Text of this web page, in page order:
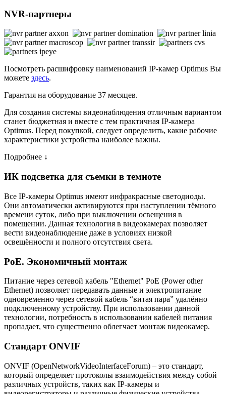
NVR-партнеры
Посмотреть расшифровку наименований IP-камер Optimus Вы
можете здесь.
Гарантия на оборудование 37 месяцев.
Для создания системы видеонаблюдения отличным вариантом
станет бюджетная и вместе с тем практичная IP-камера
Optimus. Перед покупкой, следует определить, какие рабочие
характеристики устройства наиболее важны.
Подробнее ↓
ИК подсветка для съемки в темноте
Все IP-камеры Optimus имеют инфракрасные светодиоды.
Они автоматически активируются при наступлении тёмного
времени суток, либо при выключении освещения в
помещении. Данная технология в видеокамерах позволяет
вести видеонаблюдение даже в условиях низкой
освещённости и полного отсутствия света.
PoE. Экономичный монтаж
Питание через сетевой кабель "Ethernet" PoE (Power other
Ethernet) позволяет передавать данные и электропитание
одновременно через сетевой кабель “витая пара” удалённо
подключенному устройству. При использовании данной
технологии, потребность в использовании кабелей питания
пропадает, что существенно облегчает монтаж видеокамер.
Стандарт ONVIF
ONVIF (OpenNetworkVideoInterfaceForum) – это стандарт,
который определяет протоколы взаимодействия между собой
различных устройств, таких как IP-камеры и